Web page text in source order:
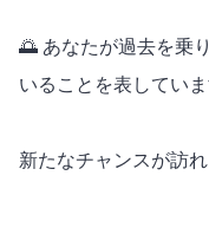
🌅 あなたが過去を乗
いることを表していま
新たなチャンスが訪